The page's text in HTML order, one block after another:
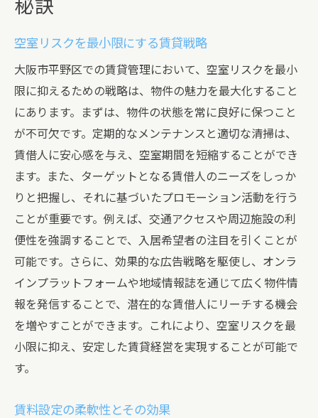
秘訣
空室リスクを最小限にする賃貸戦略
大阪市平野区での賃貸管理において、空室リスクを最小
限に抑えるための戦略は、物件の魅力を最大化すること
にあります。まずは、物件の状態を常に良好に保つこと
が不可欠です。定期的なメンテナンスと適切な清掃は、
賃借人に安心感を与え、空室期間を短縮することができ
ます。また、ターゲットとなる賃借人のニーズをしっか
りと把握し、それに基づいたプロモーション活動を行う
ことが重要です。例えば、交通アクセスや周辺施設の利
便性を強調することで、入居希望者の注目を引くことが
可能です。さらに、効果的な広告戦略を駆使し、オンラ
インプラットフォームや地域情報誌を通じて広く物件情
報を発信することで、潜在的な賃借人にリーチする機会
を増やすことができます。これにより、空室リスクを最
小限に抑え、安定した賃貸経営を実現することが可能で
す。
賃料設定の柔軟性とその効果